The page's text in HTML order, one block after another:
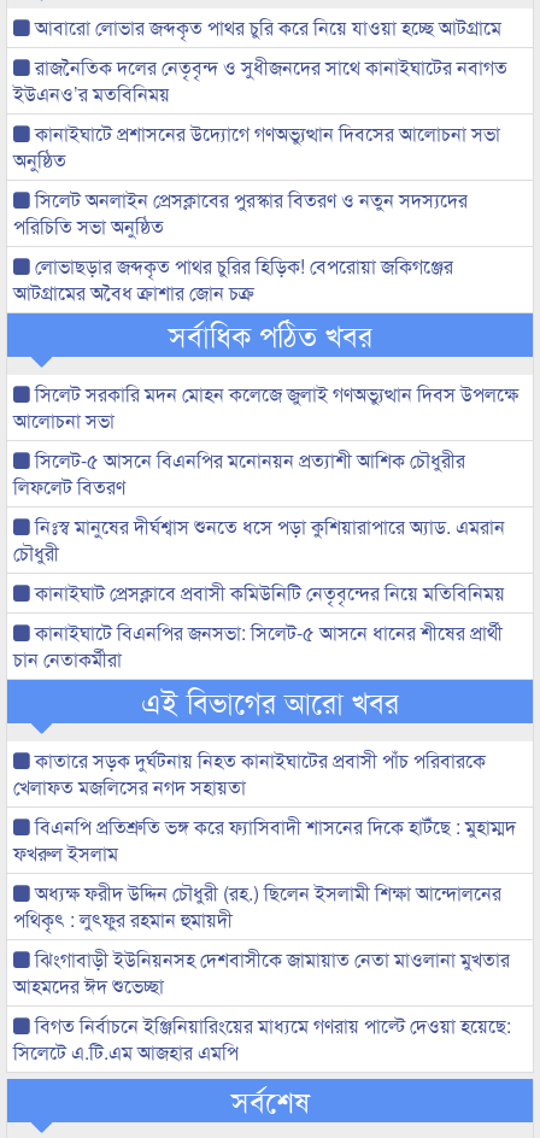
আবারো লোভার জব্দকৃত পাথর চুরি করে নিয়ে যাওয়া হচ্ছে আটগ্রামে
রাজনৈতিক দলের নেতৃবৃন্দ ও সুধীজনদের সাথে কানাইঘাটের নবাগত
ইউএনও’র মতবিনিময়
কানাইঘাটে প্রশাসনের উদ্যোগে গণঅভ্যুত্থান দিবসের আলোচনা সভা
অনুষ্ঠিত
সিলেট অনলাইন প্রেসক্লাবের পুরস্কার বিতরণ ও নতুন সদস্যদের
পরিচিতি সভা অনুষ্ঠিত
লোভাছড়ার জব্দকৃত পাথর চুরির হিড়িক! বেপরোয়া জকিগঞ্জের
আটগ্রামের অবৈধ ক্রাশার জোন চক্র
সর্বাধিক পঠিত খবর
সিলেট সরকারি মদন মোহন কলেজে জুলাই গণঅভ্যুত্থান দিবস উপলক্ষে
আলোচনা সভা
সিলেট-৫ আসনে বিএনপির মনোনয়ন প্রত্যাশী আশিক চৌধুরীর
লিফলেট বিতরণ
নিঃস্ব মানুষের দীর্ঘশ্বাস শুনতে ধসে পড়া কুশিয়ারাপারে অ্যাড. এমরান
চৌধুরী
কানাইঘাট প্রেসক্লাবে প্রবাসী কমিউনিটি নেতৃবৃন্দের নিয়ে মতিবিনিময়
কানাইঘাটে বিএনপির জনসভা: সিলেট-৫ আসনে ধানের শীষের প্রার্থী
চান নেতাকর্মীরা
এই বিভাগের আরো খবর
কাতারে সড়ক দুর্ঘটনায় নিহত কানাইঘাটের প্রবাসী পাঁচ পরিবারকে
খেলাফত মজলিসের নগদ সহায়তা
বিএনপি প্রতিশ্রুতি ভঙ্গ করে ফ্যাসিবাদী শাসনের দিকে হাটঁছে : মুহাম্মদ
ফখরুল ইসলাম
অধ্যক্ষ ফরীদ উদ্দিন চৌধুরী (রহ.) ছিলেন ইসলামী শিক্ষা আন্দোলনের
পথিকৃৎ : লুৎফুর রহমান হুমায়দী
ঝিংগাবাড়ী ইউনিয়নসহ দেশবাসীকে জামায়াত নেতা মাওলানা মুখতার
আহমদের ঈদ শুভেচ্ছা
বিগত নির্বাচনে ইঞ্জিনিয়ারিংয়ের মাধ্যমে গণরায় পাল্টে দেওয়া হয়েছে:
সিলেটে এ.টি.এম আজহার এমপি
সর্বশেষ